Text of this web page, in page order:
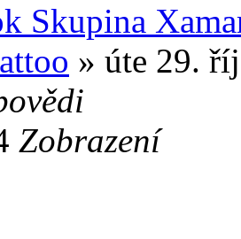
Skupina
» úte 29.
Zobrazení